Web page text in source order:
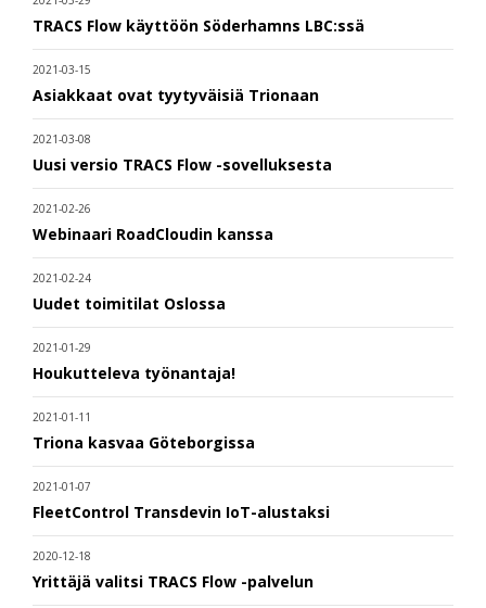
TRACS Flow käyttöön Söderhamns LBC:ssä
2021-03-15
Asiakkaat ovat tyytyväisiä Trionaan
2021-03-08
Uusi versio TRACS Flow -sovelluksesta
2021-02-26
Webinaari RoadCloudin kanssa
2021-02-24
Uudet toimitilat Oslossa
2021-01-29
Houkutteleva työnantaja!
2021-01-11
Triona kasvaa Göteborgissa
2021-01-07
FleetControl Transdevin IoT-alustaksi
2020-12-18
Yrittäjä valitsi TRACS Flow -palvelun